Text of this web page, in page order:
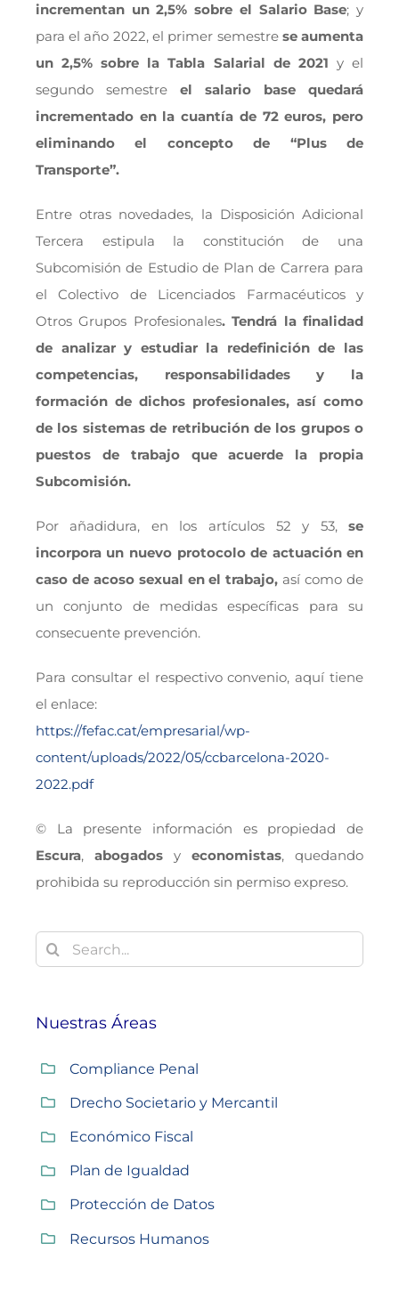
incrementan un 2,5% sobre el Salario Base; y
para el año 2022, el primer semestre se aumenta
un 2,5% sobre la Tabla Salarial de 2021 y el
segundo semestre el salario base quedará
incrementado en la cuantía de 72 euros, pero
eliminando el concepto de “Plus de
Transporte”.
Entre otras novedades, la Disposición Adicional
Tercera estipula la constitución de una
Subcomisión de Estudio de Plan de Carrera para
el Colectivo de Licenciados Farmacéuticos y
Otros Grupos Profesionales. Tendrá la finalidad
de analizar y estudiar la redefinición de las
competencias, responsabilidades y la
formación de dichos profesionales, así como
de los sistemas de retribución de los grupos o
puestos de trabajo que acuerde la propia
Subcomisión.
Por añadidura, en los artículos 52 y 53,se
incorpora un nuevo protocolo de actuación en
caso de acoso sexual en el trabajo, así como de
un conjunto de medidas específicas para su
consecuente prevención.
Para consultar el respectivo convenio, aquí tiene
el enlace:
https://fefac.cat/empresarial/wp-
content/uploads/2022/05/ccbarcelona-2020-
2022.pdf
© La presente información es propiedad de
Escura, abogados yeconomistas, quedando
prohibida su reproducción sin permiso expreso.
Buscar:
Nuestras Áreas
Compliance Penal
Drecho Societario y Mercantil
Económico Fiscal
Plan de Igualdad
Protección de Datos
Recursos Humanos